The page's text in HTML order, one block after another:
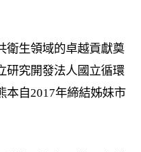
衛生領域的卓越貢獻奠
研究開發法人國立循環
本自2017年締結姊妹市